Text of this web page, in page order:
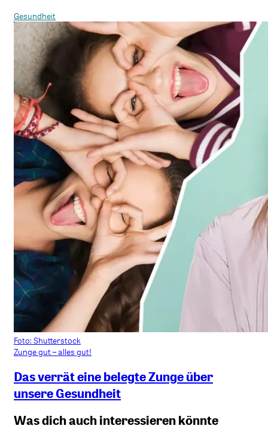
Gesundheit
Foto: Shutterstock
Zunge gut – alles gut!
Das verrät eine belegte Zunge über
unsere Gesundheit
Was dich auch interessieren könnte